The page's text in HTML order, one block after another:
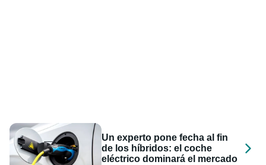
Un experto pone fecha al fin
de los híbridos: el coche
eléctrico dominará el mercado